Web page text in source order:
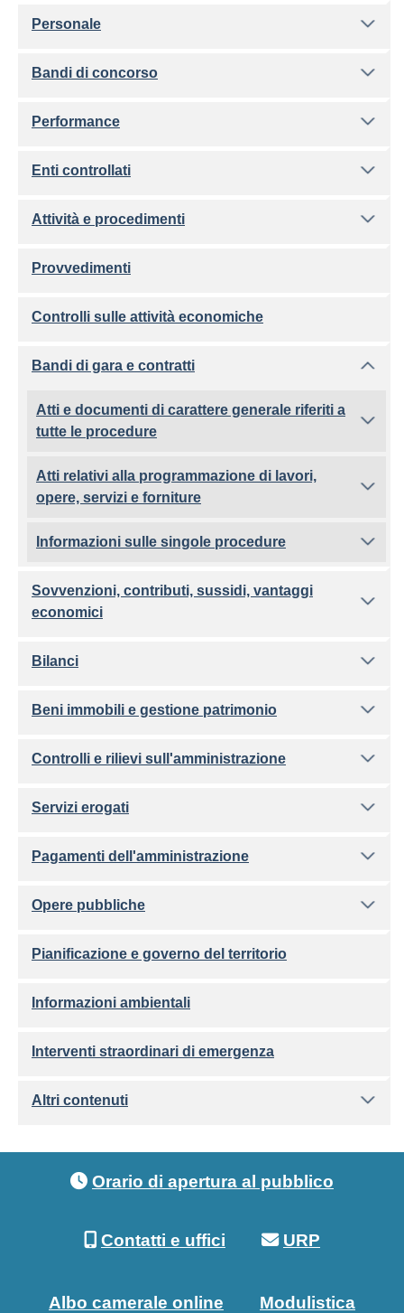
Personale
Bandi di concorso
Performance
Enti controllati
Attività e procedimenti
Provvedimenti
Controlli sulle attività economiche
Bandi di gara e contratti
Atti e documenti di carattere generale riferiti a
tutte le procedure
Atti relativi alla programmazione di lavori,
opere, servizi e forniture
Informazioni sulle singole procedure
Sovvenzioni, contributi, sussidi, vantaggi
economici
Bilanci
Beni immobili e gestione patrimonio
Controlli e rilievi sull'amministrazione
Servizi erogati
Pagamenti dell'amministrazione
Opere pubbliche
Pianificazione e governo del territorio
Informazioni ambientali
Interventi straordinari di emergenza
Altri contenuti
Orario di apertura al pubblico
Contatti e uffici URP
Albo camerale online Modulistica